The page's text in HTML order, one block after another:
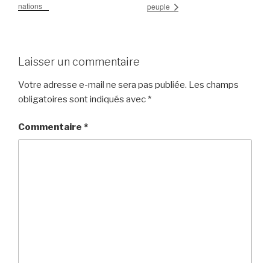
nations
peuple
Laisser un commentaire
Votre adresse e-mail ne sera pas publiée. Les champs
obligatoires sont indiqués avec *
Commentaire *